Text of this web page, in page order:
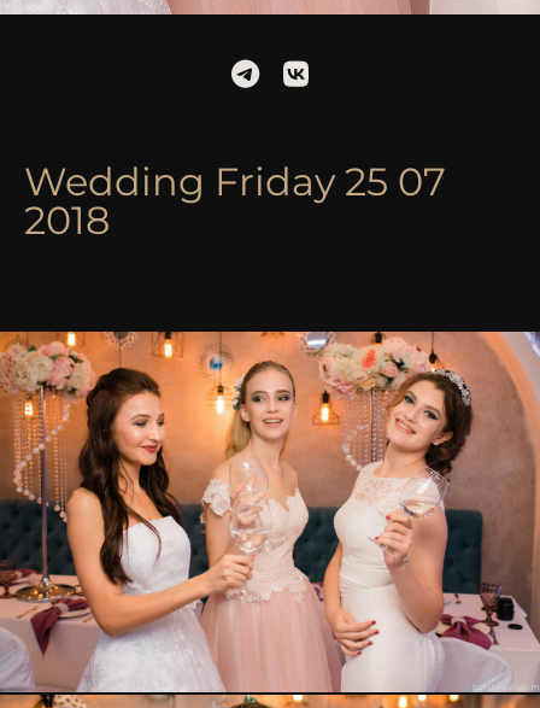
Wedding Friday 25 07
2018